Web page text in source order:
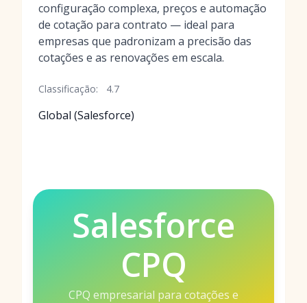
configuração complexa, preços e automação
de cotação para contrato — ideal para
empresas que padronizam a precisão das
cotações e as renovações em escala.
Classificação: 4.7
Global (Salesforce)
Salesforce
CPQ
CPQ empresarial para cotações e